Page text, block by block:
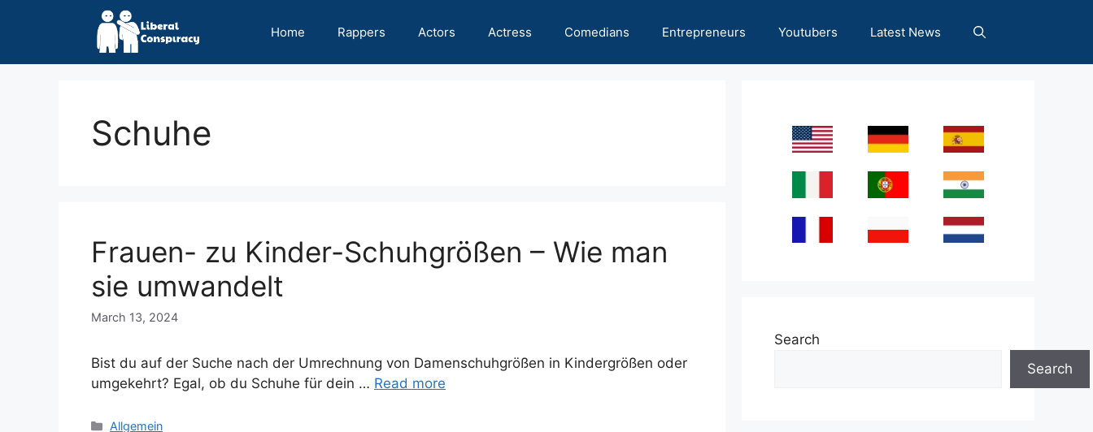
Home Rappers Actors Actress Comedians Entrepreneurs Youtubers Latest News
Schuhe
Frauen- zu Kinder-Schuhgrößen – Wie man
sie umwandelt
March 13, 2024
Bist du auf der Suche nach der Umrechnung von Damenschuhgrößen in Kindergrößen oder
umgekehrt? Egal, ob du Schuhe für dein … Read more
Categories
Allgemein
Search
Search